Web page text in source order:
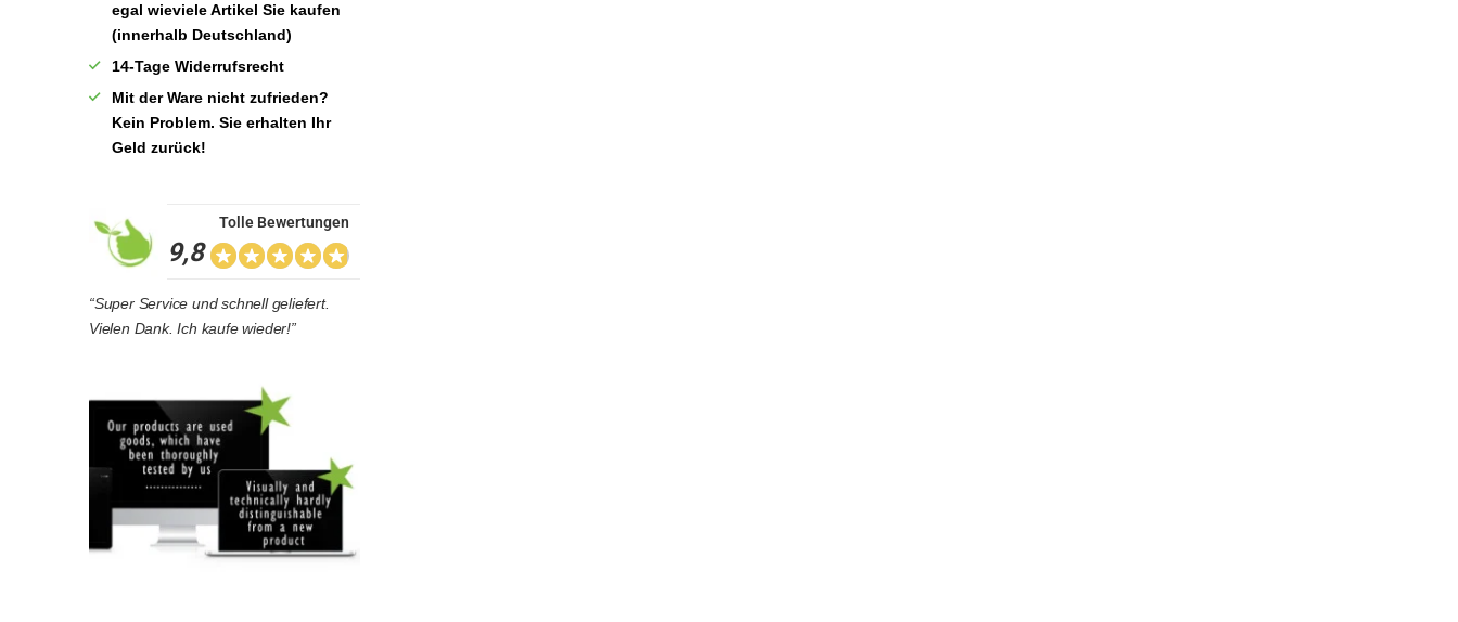
egal wieviele Artikel Sie kaufen
(innerhalb Deutschland)
14-Tage Widerrufsrecht
Mit der Ware nicht zufrieden?
Kein Problem. Sie erhalten Ihr
Geld zurück!
9,8
Tolle Bewertungen
“Super Service und schnell geliefert.
Vielen Dank. Ich kaufe wieder!”